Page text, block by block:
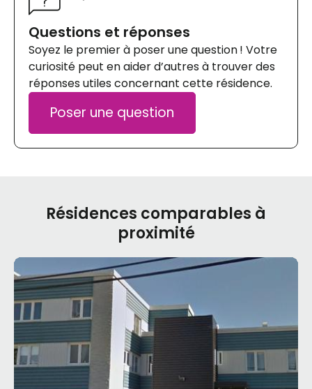
Questions et réponses
Soyez le premier à poser une question ! Votre
curiosité peut en aider d’autres à trouver des
réponses utiles concernant cette résidence.
Poser une question
Résidences comparables à
proximité